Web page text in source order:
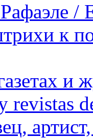
/
к
и
revistas